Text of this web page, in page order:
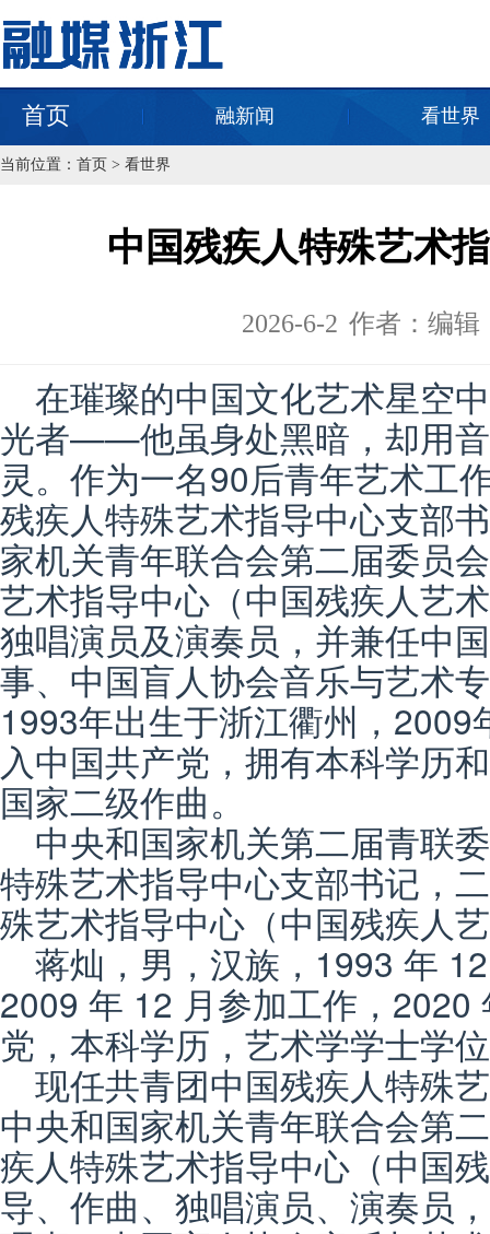
首页 融新闻 看世界
当前位置： 首页 > 看世界
中国残疾人特殊艺术
2026-6-2 作者：编辑
在璀璨的中国文化艺术星空
光者——他虽身处黑暗，却用
灵。作为一名90后青年艺术工
残疾人特殊艺术指导中心支部
家机关青年联合会第二届委员
艺术指导中心（中国残疾人艺
独唱演员及演奏员，并兼任中
事、中国盲人协会音乐与艺术
1993年出生于浙江衢州，
入中国共产党，拥有本科学历
国家二级作曲。
中央和国家机关第二届青联
特殊艺术指导中心支部书记，
殊艺术指导中心（中国残疾人
蒋灿，男，汉族，1993 年
2009 年 12 月参加工作，2020
党，本科学历，艺术学学士学
现任共青团中国残疾人特殊
中央和国家机关青年联合会第
疾人特殊艺术指导中心（中国
导、作曲、独唱演员、演奏员